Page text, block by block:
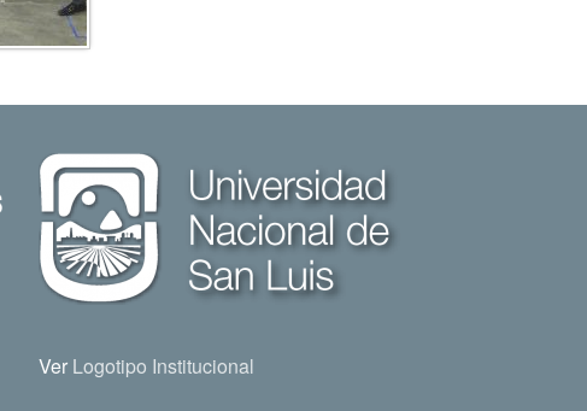
Ver Logotipo Institucional